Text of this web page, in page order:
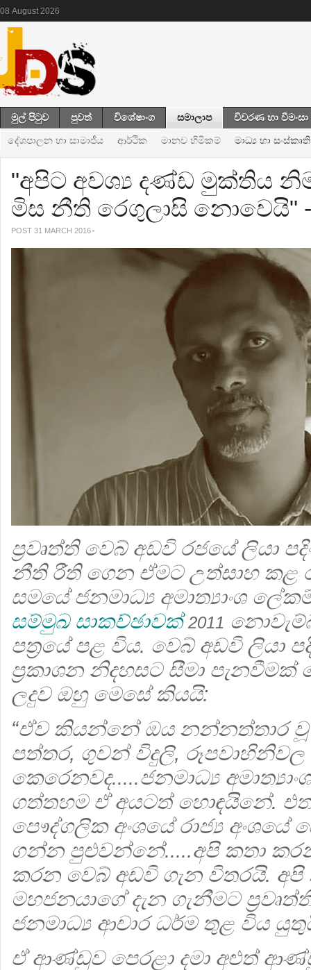
08 August 2026
මුල් පිටුව පුවත් විශේෂාංග සමාලාප විවරණ හා වීමංසා
දේශපාලන හා සාමාජීය ආර්ථික මානව හිමිකම් මාධ්‍ය හා
"අපිට අවශ්‍ය දණ්ඩ මුක්තිය
මිස නීති රෙගුලාසි
POST 31 MARCH 2016
ප්‍ර‍වෘත්ති වෙබ් අඩවි රජයේ ලියා
නීති රීති ගෙන ඒමට උත්සාහ කළ
සමයේ ජනමාධ්‍ය අමාත්‍යාංශ
සම්මුඛ සාකච්ඡාවක්2011
පත්‍රයේ පළ විය. වෙබ් අඩවි ලියා
ප්‍ර‍කාශන නිදහසට සීමා
ලදුව ඔහු මෙසේ කියයි:
“ඒව කියන්නේ ඔය නන්නත්තාර වූ
පත්තර, ගුවන් විදුලි,
කෙරෙනවද.....ජනමාධ්‍ය
ගත්තහම ඒ අයටත් හොඳයිනේ.
පෞද්ගලික අංශයේ රාජ්‍ය අංශයේ
ගන්න පුළුවන්නේ.....අපි කතා
කරන වෙබ් අඩවි ගැන විතරයි.
මහජනයාගේ දැන ගැනීමට
ජනමාධ්‍ය ආචාර ධර්ම තුළ විය
ඒ ආණ්ඩුව පෙරළා දමා අළුත්